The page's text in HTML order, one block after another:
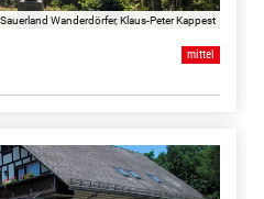
Wanderdörfer, Klaus-Peter Kappest
mittel